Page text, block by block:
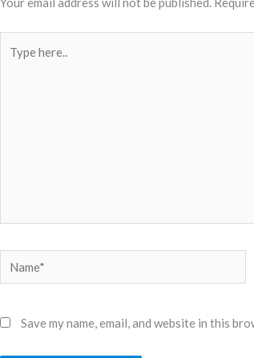
here..
Name*
Save my name, email, and website in this